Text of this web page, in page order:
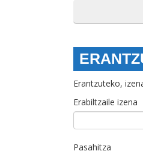
Erantzuteko,
Erabiltzaile izena
Pasahitza